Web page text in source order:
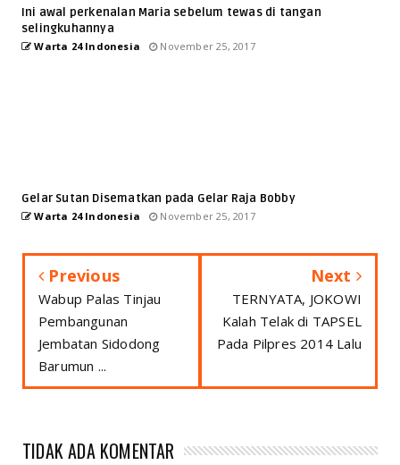
Ini awal perkenalan Maria sebelum tewas di tangan
selingkuhannya
Warta 24 Indonesia November 25, 2017
Gelar Sutan Disematkan pada Gelar Raja Bobby
Warta 24 Indonesia November 25, 2017
Previous
Wabup Palas Tinjau
Pembangunan
Jembatan Sidodong
Barumun ...
Next
TERNYATA, JOKOWI
Kalah Telak di TAPSEL
Pada Pilpres 2014 Lalu
TIDAK ADA KOMENTAR